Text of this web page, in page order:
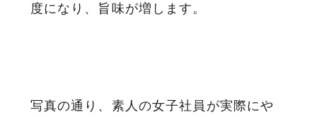
度になり、旨味が増します。
写真の通り、素人の女子社員が実際にや